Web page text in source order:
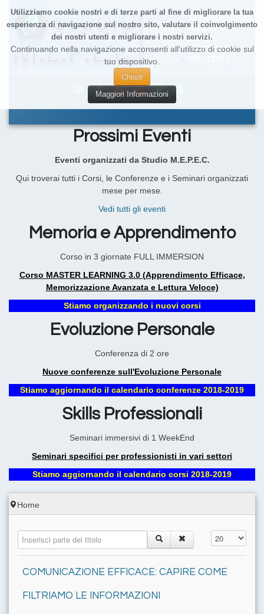
Utilizziamo cookie nostri e di terze parti al fine di migliorare la tua
esperienza di navigazione sul nostro sito, valutare il coinvolgimento
dei nostri utenti e migliorare i nostri servizi.
Continuando nella navigazione acconsenti all'utilizzo di cookie sul
tuo dispositivo.
Chiudi
Maggiori Informazioni
Prossimi Eventi
Eventi organizzati da Studio M.E.P.E.C.
Qui troverai tutti i Corsi, le Conferenze e i Seminari organizzati
mese per mese.
Vedi tutti gli eventi
Memoria e Apprendimento
Corso in 3 giornate FULL IMMERSION
Corso MASTER LEARNING 3.0 (Apprendimento Efficace,
Memorizzazione Avanzata e Lettura Veloce)
Stiamo organizzando i nuovi corsi
Evoluzione Personale
Conferenza di 2 ore
Nuove conferenze sull'Evoluzione Personale
Stiamo aggiornando il calendario conferenze 2018-2019
Skills Professionali
Seminari immersivi di 1 WeekEnd
Seminari specifici per professionisti in vari settori
Stiamo aggiornando il calendario corsi 2018-2019
Home
Inserisci parte del titolo Visualizza n.
COMUNICAZIONE EFFICACE: CAPIRE COME
FILTRIAMO LE INFORMAZIONI